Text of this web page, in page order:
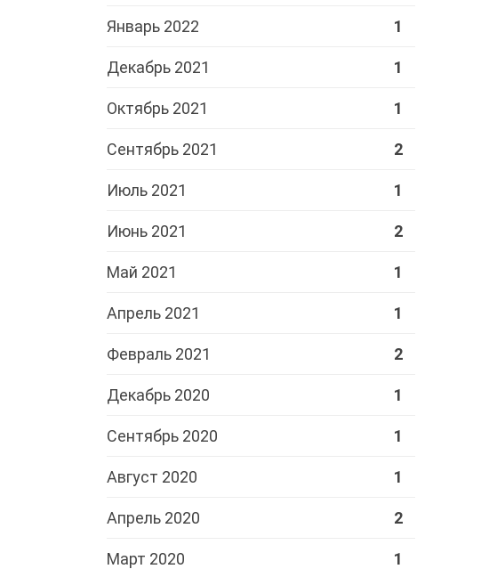
Январь 2022 1
Декабрь 2021 1
Октябрь 2021 1
Сентябрь 2021 2
Июль 2021 1
Июнь 2021 2
Май 2021 1
Апрель 2021 1
Февраль 2021 2
Декабрь 2020 1
Сентябрь 2020 1
Август 2020 1
Апрель 2020 2
Март 2020 1